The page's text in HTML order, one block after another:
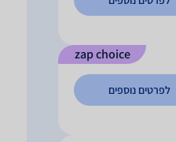
zap choice
לפרטים נוספים